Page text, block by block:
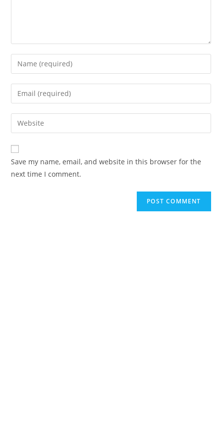
Enter
your
name
comment
Enter
your
email
address
comment
Enter
your
website
URL
(optional)
Save my name, email, and website in this browser for the
next time I comment.